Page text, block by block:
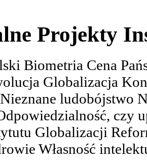
Projekty
Biometria Cena
Globalizacja
ludobójstwo
czy
Globalizacji
Własność